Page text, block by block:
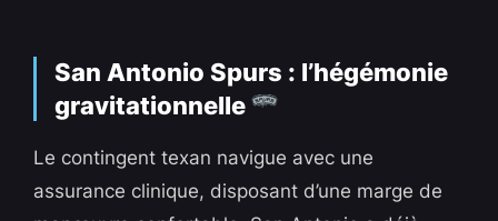
San Antonio Spurs : l’hégémonie
gravitationnelle
Le contingent texan navigue avec une
assurance clinique, disposant d’une marge de